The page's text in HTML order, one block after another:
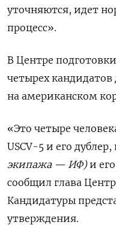
уточняются, идет
процесс».
В Центре
четырех
на американском
«Это четыре
USCV-5 и его
экипажа — ИФ) и
сообщил глава
Кандидатуры
утверждения.